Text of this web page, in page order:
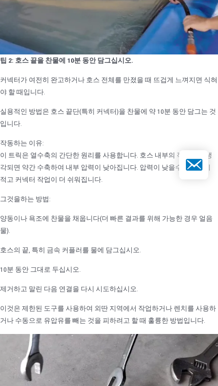
팁 2: 호스 끝을 찬물에 10분 동안 담그십시오.
커넥터가 여전히 완고하거나 호스 전체를 만졌을 때 뜨겁게 느껴지면 식혀
야 할 때입니다.
실용적인 방법은 호스 끝단(특히 커넥터)을 찬물에 약 10분 동안 담그는 것
입니다.
작동하는 이유:
이 트릭은 열수축의 간단한 원리를 사용합니다. 호스 내부의 작동유가 냉
각되면 약간 수축하여 내부 압력이 낮아집니다. 압력이 낮을수록 저항이
적고 커넥터 작업이 더 쉬워집니다.
그것을하는 방법:
양동이나 욕조에 찬물을 채웁니다(더 빠른 결과를 위해 가능한 경우 얼음
물).
호스의 끝, 특히 금속 커플러를 물에 담그십시오.
10분 동안 그대로 두십시오.
제거하고 말린 다음 연결을 다시 시도하십시오.
이것은 제한된 도구를 사용하여 외딴 지역에서 작업하거나 렌치를 사용하
거나 수동으로 유압유를 빼는 것을 피하려고 할 때 훌륭한 방법입니다.
이메일